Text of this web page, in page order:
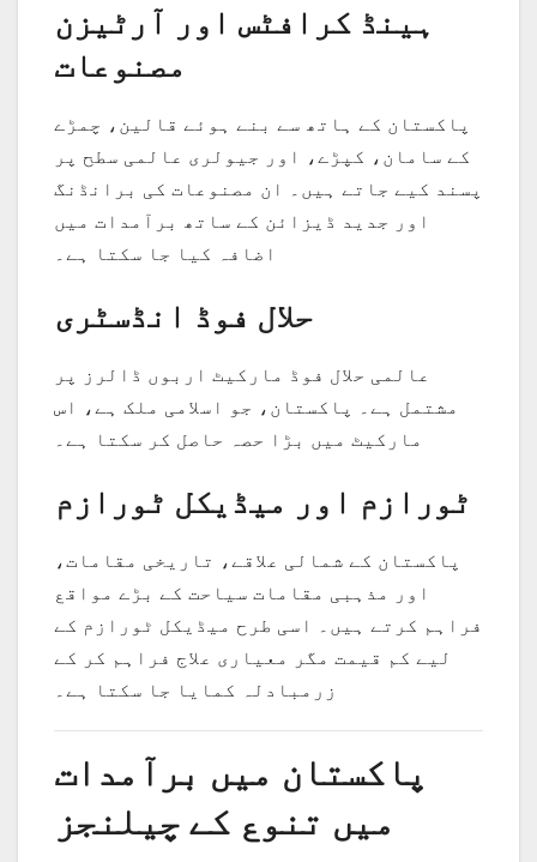
ہینڈ کرافٹس اور آرٹیزن
مصنوعات
پاکستان کے ہاتھ سے بنے ہوئے قالین، چمڑے
کے سامان، کپڑے، اور جیولری عالمی سطح پر
پسند کیے جاتے ہیں۔ ان مصنوعات کی برانڈنگ
اور جدید ڈیزائن کے ساتھ برآمدات میں
اضافہ کیا جا سکتا ہے۔
حلال فوڈ انڈسٹری
عالمی حلال فوڈ مارکیٹ اربوں ڈالرز پر
مشتمل ہے۔ پاکستان، جو اسلامی ملک ہے، اس
مارکیٹ میں بڑا حصہ حاصل کر سکتا ہے۔
ٹورازم اور میڈیکل ٹورازم
پاکستان کے شمالی علاقے، تاریخی مقامات،
اور مذہبی مقامات سیاحت کے بڑے مواقع
فراہم کرتے ہیں۔ اسی طرح میڈیکل ٹورازم کے
لیے کم قیمت مگر معیاری علاج فراہم کر کے
زرمبادلہ کمایا جا سکتا ہے۔
پاکستان میں برآمدات
میں تنوع کے چیلنجز